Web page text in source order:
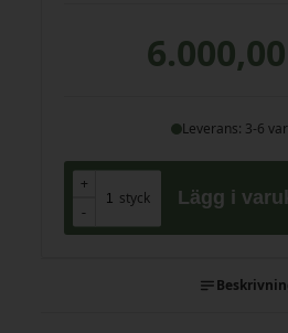
6.000,00
Leverans: 3-6
+
-
styck
+
-
Lägg i